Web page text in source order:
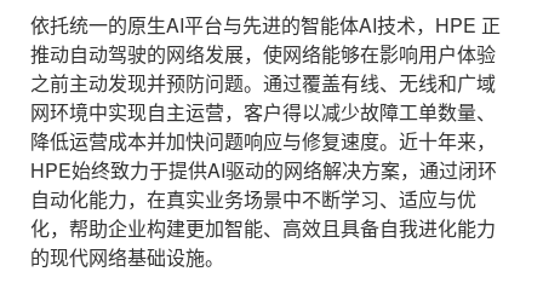
依托统一的原生AI平台与先进的智能体AI技术，HPE 正
推动自动驾驶的网络发展，使网络能够在影响用户体验
之前主动发现并预防问题。通过覆盖有线、无线和广域
网环境中实现自主运营，客户得以减少故障工单数量、
降低运营成本并加快问题响应与修复速度。近十年来，
HPE始终致力于提供AI驱动的网络解决方案，通过闭环
自动化能力，在真实业务场景中不断学习、适应与优
化，帮助企业构建更加智能、高效且具备自我进化能力
的现代网络基础设施。